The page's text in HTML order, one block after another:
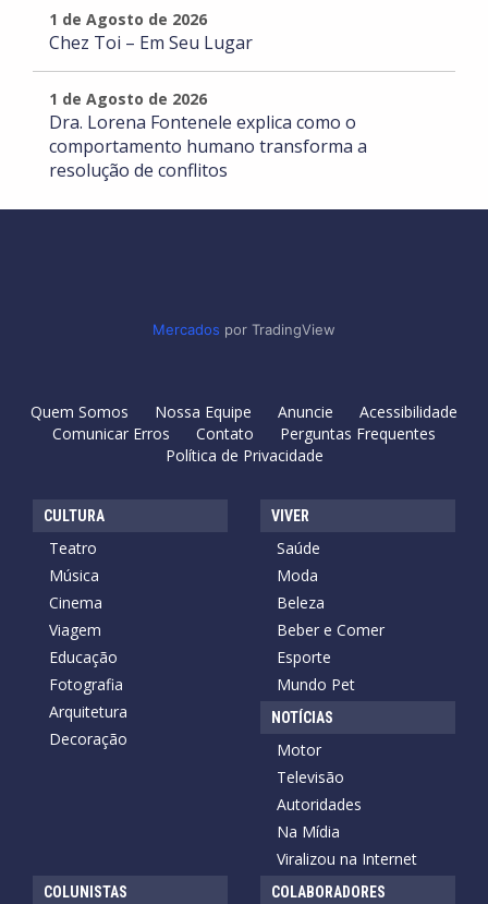
1 de Agosto de 2026
Chez Toi – Em Seu Lugar
1 de Agosto de 2026
Dra. Lorena Fontenele explica como o
comportamento humano transforma a
resolução de conflitos
Mercados por TradingView
Quem Somos Nossa Equipe Anuncie
Acessibilidade
Comunicar Erros
Contato
Perguntas Frequentes
Política de Privacidade
CULTURA
Teatro
Música
Cinema
Viagem
Educação
Fotografia
Arquitetura
Decoração
VIVER
Saúde
Moda
Beleza
Beber e Comer
Esporte
Mundo Pet
NOTÍCIAS
Motor
Televisão
Autoridades
Na Mídia
Viralizou na Internet
COLUNISTAS COLABORADORES